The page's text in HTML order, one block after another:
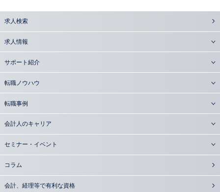
求人検索
求人情報
サポート紹介
転職ノウハウ
転職事例
会計人のキャリア
セミナー・イベント
コラム
会計、経理等で有利な資格